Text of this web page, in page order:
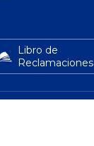
Libro de
Reclamaciones